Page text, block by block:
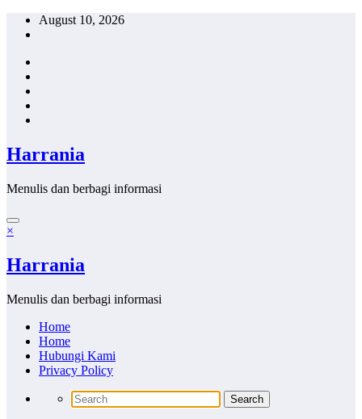
Skip
August 10, 2026
Harrania
Menulis dan berbagi informasi
×
Harrania
Menulis dan berbagi informasi
Home
Home
Hubungi Kami
Privacy Policy